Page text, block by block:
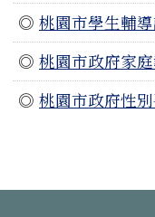
◎ 桃園市學生輔
◎ 桃園市政府家
◎ 桃園市政府性